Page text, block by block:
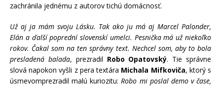
zachránila jednému z autorov tichú domácnosť.
Už aj ja mám svoju Lásku. Tak ako ju má aj Marcel Palonder,
Elán a ďalší poprední slovenskí umelci. Pesnička má už niekoľko
rokov. Čakal som na ten správny text. Nechcel som, aby to bola
presladená balada, prezradil Robo Opatovský. Tie správne
slová napokon vyšli z pera textára Michala Mifkoviča, ktorý s
úsmevomprezradil malú kuriozitu: Robo mi poslal demo v čase,